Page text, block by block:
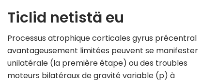
Ticlid netistä eu
Processus atrophique corticales gyrus précentral
avantageusement limitées peuvent se manifester
unilatérale (la première étape) ou des troubles
moteurs bilatéraux de gravité variable (p) à